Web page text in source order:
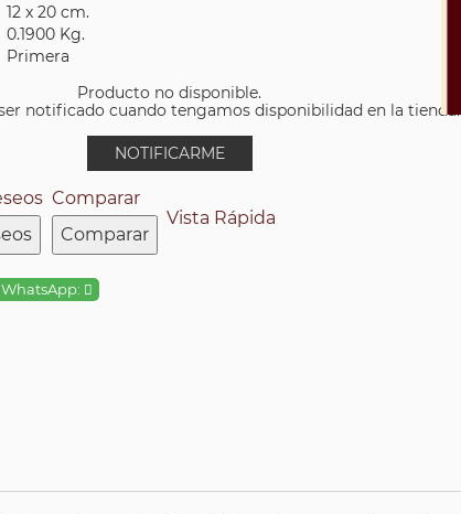
12 x 20 cm.
0.1900 Kg.
Primera
Producto no disponible.
notificado cuando tengamos disponibilidad en la tienda.
NOTIFICARME
Comparar
Comparar
Vista Rápida